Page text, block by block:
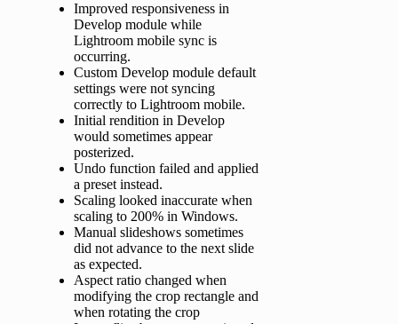
Improved responsiveness in
Develop module while
Lightroom mobile sync is
occurring.
Custom Develop module default
settings were not syncing
correctly to Lightroom mobile.
Initial rendition in Develop
would sometimes appear
posterized.
Undo function failed and applied
a preset instead.
Scaling looked inaccurate when
scaling to 200% in Windows.
Manual slideshows sometimes
did not advance to the next slide
as expected.
Aspect ratio changed when
modifying the crop rectangle and
when rotating the crop